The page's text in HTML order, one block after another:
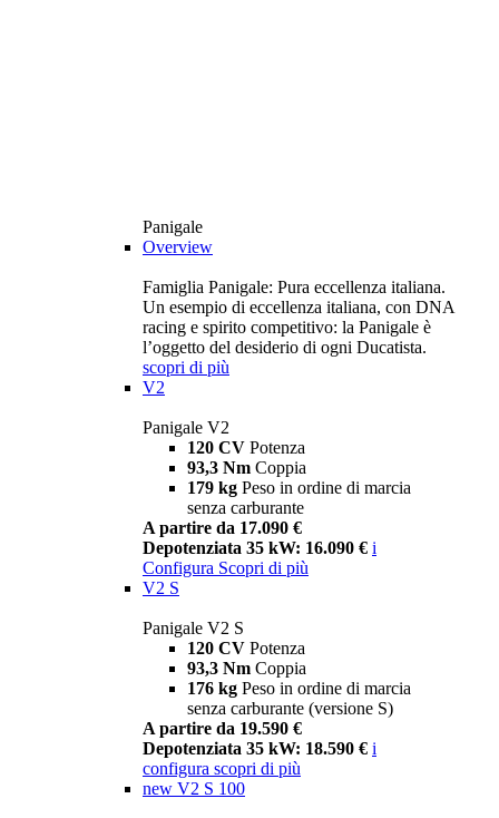
Panigale
Overview
Famiglia Panigale: Pura eccellenza italiana.
Un esempio di eccellenza italiana, con DNA
racing e spirito competitivo: la Panigale è
l’oggetto del desiderio di ogni Ducatista.
scopri di più
V2
Panigale V2
120 CV Potenza
93,3 Nm Coppia
179 kg Peso in ordine di marcia
senza carburante
A partire da 17.090 €
Depotenziata 35 kW: 16.090 € i
Configura Scopri di più
V2 S
Panigale V2 S
120 CV Potenza
93,3 Nm Coppia
176 kg Peso in ordine di marcia
senza carburante (versione S)
A partire da 19.590 €
Depotenziata 35 kW: 18.590 € i
configura scopri di più
new V2 S 100